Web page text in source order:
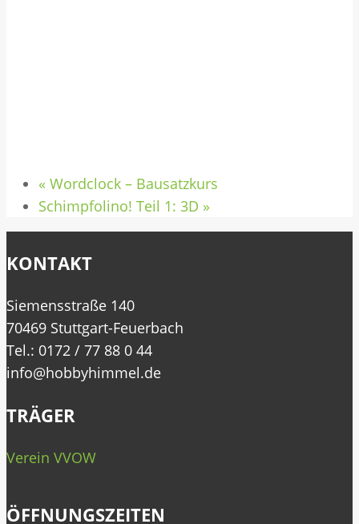
« Wordclock – Bausatzkurs
Schimpfolino! Teil 1: 3D »
KONTAKT
Siemensstraße 140
70469 Stuttgart-Feuerbach
Tel.: 0172 / 77 88 0 44
info@hobbyhimmel.de
TRÄGER
Verein VVOW
ÖFFNUNGSZEITEN